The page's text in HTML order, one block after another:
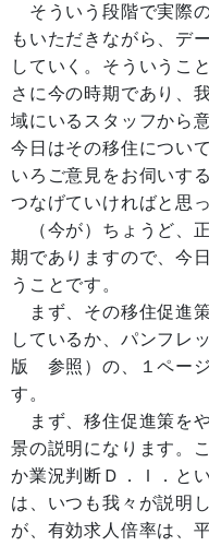
そういう段階で実際
もいただきながら、デ
していく。そういうこ
さに今の時期であり、
域にいるスタッフから
今日はその移住につい
いろご意見をお伺いす
つなげていければと思
（今が）ちょうど、
期でありますので、今
うことです。
まず、その移住促進
しているか、パンフレ
版 参照）の、１ペー
す。
まず、移住促進策を
景の説明になります。
か業況判断Ｄ．Ｉ．と
は、いつも我々が説明
が、有効求人倍率は、